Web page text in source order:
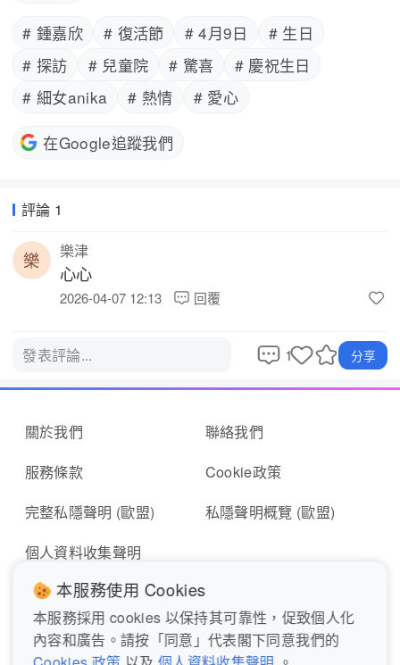
# 鍾嘉欣 # 復活節 # 4月9日
# 生日
# 探訪
# 兒童院 # 驚喜
# 慶祝生日
# 細女anika
# 熱情 # 愛心
在Google追蹤我們
評論 1
樂津
心心
2026-04-07 12:13 回覆
發表評論... 1 分享
關於我們
服務條款
完整私隱聲明 (歐盟)
個人資料收集聲明
聯絡我們
Cookie政策
私隱聲明概覽 (歐盟)
即時報料 報東張表格
本服務使用 Cookies
本服務採用 cookies 以保持其可靠性，促致個人化
內容和廣告。請按「同意」代表閣下同意我們的